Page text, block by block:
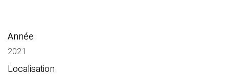
Année
2021
Localisation